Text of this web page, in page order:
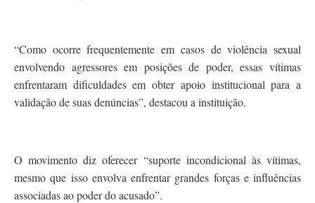
“Como ocorre frequentemente em casos de violência sexual
envolvendo agressores em posições de poder, essas vítimas
enfrentaram dificuldades em obter apoio institucional para a
validação de suas denúncias”, destacou a instituição.
O movimento diz oferecer “suporte incondicional às vítimas,
mesmo que isso envolva enfrentar grandes forças e influências
associadas ao poder do acusado”.